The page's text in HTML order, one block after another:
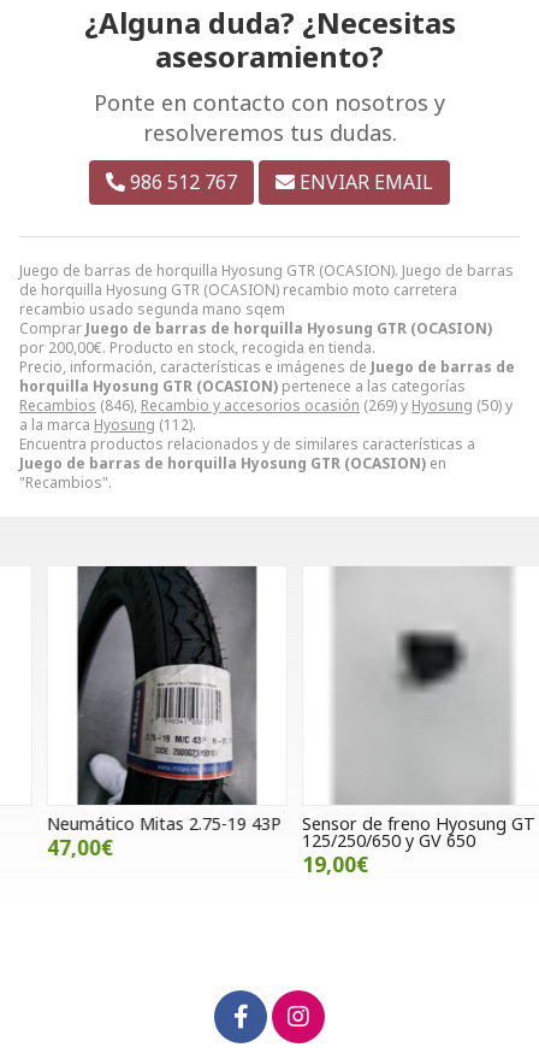
Juego de barras de horquilla Hyosung GTR (OCASION). Juego de barras
de horquilla Hyosung GTR (OCASION) recambio moto carretera
recambio usado segunda mano sqem
Comprar Juego de barras de horquilla Hyosung GTR (OCASION)
por 200,00€. Producto en stock, recogida en tienda.
Precio, información, características e imágenes de Juego de barras de
horquilla Hyosung GTR (OCASION) pertenece a las categorías
Recambios (846), Recambio y accesorios ocasión (269) y Hyosung (50) y
a la marca Hyosung (112).
Encuentra productos relacionados y de similares características a
Juego de barras de horquilla Hyosung GTR (OCASION) en
"Recambios".
¿Alguna duda? ¿Necesitas
asesoramiento?
Ponte en contacto con nosotros y
resolveremos tus dudas.
986 512 767 ENVIAR EMAIL
Neumático Mitas 2.75-19 43P
47,00€
Sensor de freno Hyosung GT
125/250/650 y GV 650
19,00€